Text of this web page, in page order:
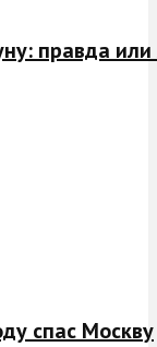
правда
спас Москву